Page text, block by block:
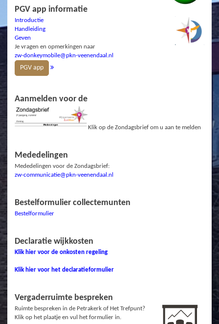
PGV app informatie
Introductie
Handleiding
Geven
Je vragen en opmerkingen naar
zw-donkeymobile@pkn-veenendaal.nl
PGV app
Aanmelden voor de
Klik op de Zondagsbrief om u aan te melden
Mededelingen
Mededelingen voor de Zondagsbrief:
zw-communicatie@pkn-veenendaal.nl
Bestelformulier collectemunten
Bestelformulier
Declaratie wijkkosten
Klik hier voor de onkosten regeling
Klik hier voor het declaratieformulier
Vergaderruimte bespreken
Ruimte bespreken in de Petrakerk of Het Trefpunt?
Klik op het plaatje en vul het formulier in.